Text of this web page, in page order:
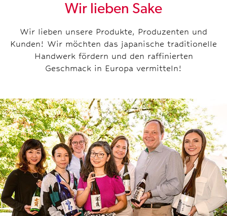
Wir lieben Sake
Wir lieben unsere Produkte, Produzenten und
Kunden! Wir möchten das japanische traditionelle
Handwerk fördern und den raffinierten
Geschmack in Europa vermitteln!